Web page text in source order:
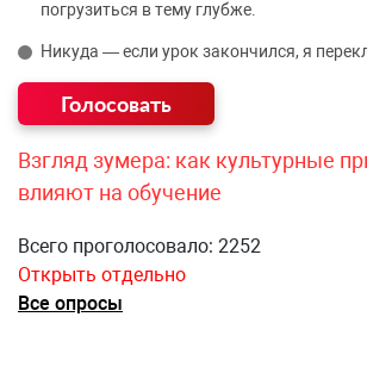
погрузиться в тему глубже.
Никуда — если урок закончился, я
Взгляд зумера: как культурные
влияют на обучение
Всего проголосовало: 2252
Открыть отдельно
Все опросы